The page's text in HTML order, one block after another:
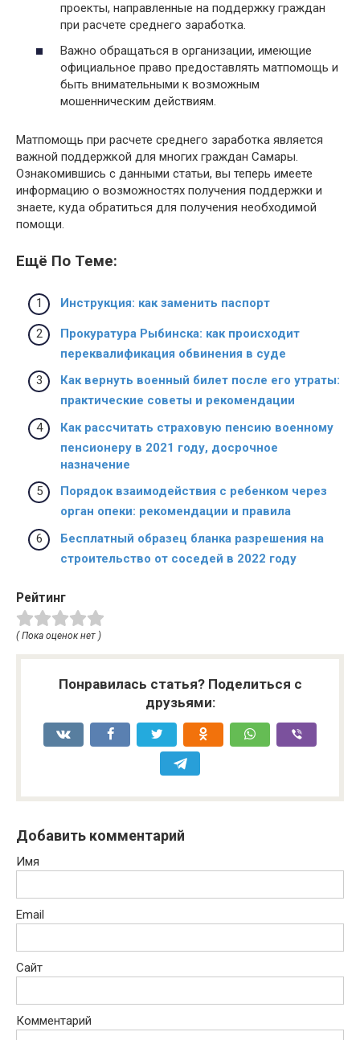
проекты, направленные на поддержку граждан
при расчете среднего заработка.
Важно обращаться в организации, имеющие
официальное право предоставлять матпомощь и
быть внимательными к возможным
мошенническим действиям.
Матпомощь при расчете среднего заработка является
важной поддержкой для многих граждан Самары.
Ознакомившись с данными статьи, вы теперь имеете
информацию о возможностях получения поддержки и
знаете, куда обратиться для получения необходимой
помощи.
Ещё По Теме:
Инструкция: как заменить паспорт
Прокуратура Рыбинска: как происходит
переквалификация обвинения в суде
Как вернуть военный билет после его утраты:
практические советы и рекомендации
Как рассчитать страховую пенсию военному
пенсионеру в 2021 году, досрочное
назначение
Порядок взаимодействия с ребенком через
орган опеки: рекомендации и правила
Бесплатный образец бланка разрешения на
строительство от соседей в 2022 году
Рейтинг
( Пока оценок нет )
Понравилась статья? Поделиться с
друзьями:
Добавить комментарий
Имя
Email
Сайт
Комментарий